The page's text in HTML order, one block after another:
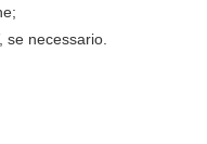
se necessario.